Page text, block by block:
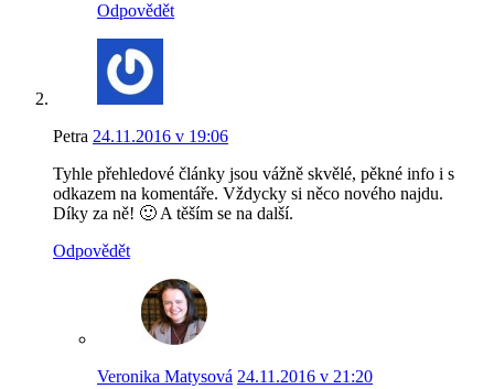
Odpovědět
Petra 24.11.2016 v 19:06
Tyhle přehledové články jsou vážně skvělé, pěkné info i s
odkazem na komentáře. Vždycky si něco nového najdu.
Díky za ně! 🙂 A těším se na další.
Odpovědět
Veronika Matysová 24.11.2016 v 21:20